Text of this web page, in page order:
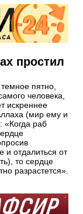
простил
пятно,
человека,
искреннее
(мир ему и
«Когда раб
и отдалиться от
то сердце
разрастется».